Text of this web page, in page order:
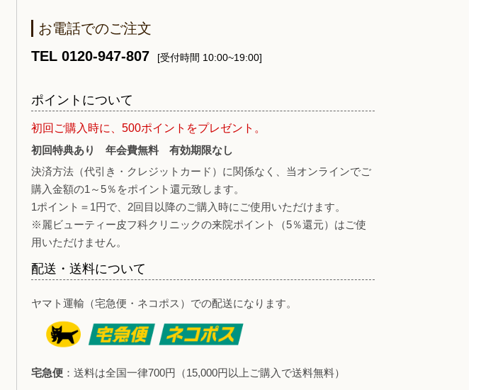
お電話でのご注文
TEL 0120-947-807
[受付時間 10:00~19:00]
ポイントについて
初回ご購入時に、500ポイントをプレゼント。
初回特典あり 年会費無料 有効期限なし
決済方法（代引き・クレジットカード）に関係なく、当オンラインでご
購入金額の1～5％をポイント還元致します。
1ポイント＝1円で、2回目以降のご購入時にご使用いただけます。
※麗ビューティー皮フ科クリニックの来院ポイント（5％還元）はご使
用いただけません。
配送・送料について
ヤマト運輸（宅急便・ネコポス）での配送になります。
宅急便：送料は全国一律700円（15,000円以上ご購入で送料無料）